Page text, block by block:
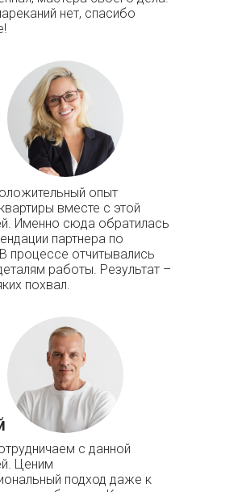
опыт
вместе с этой
Именно сюда обратилась
партнера по
процессе отчитывались
работы. Результат –
похвал.
нет, спасибо
с данной
Ценим
подход даже к